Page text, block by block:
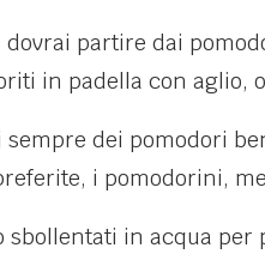
partire dai
in padella con aglio,
sempre dei pomodori
i pomodorini,
sbollentati in acqua per